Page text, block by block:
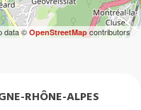
data © OpenStreetMapcontributors
RHÔNE-ALPES